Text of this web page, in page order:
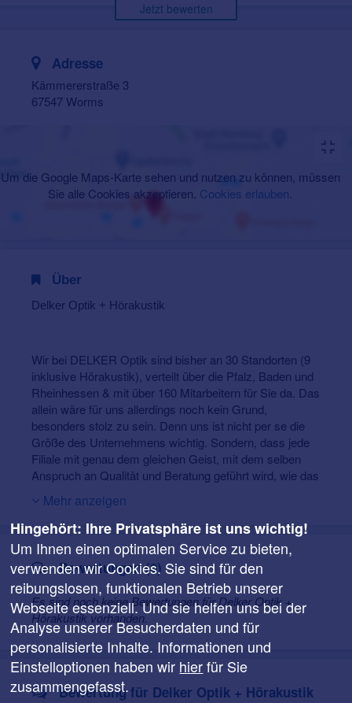
Jetzt bewerten
Adresse
Kämmererstraße 3
67547 Worms
Um die Google Maps-Karte sehen und nutzen zu können, müssen
Sie alle Cookies akzeptieren. Cookies erlauben
Über
Delker Optik + Hörakustik
Wir bei DELKER Optik sind bisher an 30 Standorten (9
inklusive Hörakustik), verteilt über die Pfalz, Baden und
Rheinhessen & mit über 160 Mitarbeitern für Sie da. Das
allein wäre für uns allerdings noch kein Grund,
besonders stolz zu sein. Denn uns ist nicht per se die
Größe des Unternehmens wichtig. Sondern, dass jede
Filiale mit genau dem gleichen Geist, mit dem selben
Anspruch an Qualität und Beratung geführt wird, wie das
Eisenberg eröffnete. Schon damals war die Kombination
aus sorgfältiger Beratung und günstigen Preisen ein
DELKER Markenzeichen – und das ist bis heute so
geblieben.
Mehr anzeigen
Bewertungen (0)
Es sind noch keine Bewertungen für Delker Optik +
Hörakustik vorhanden.
Bewertung für Delker Optik + Hörakustik
Hingehört: Ihre Privatsphäre ist uns wichtig!
Um Ihnen einen optimalen Service zu bieten,
verwenden wir Cookies. Sie sind für den
reibungslosen, funktionalen Betrieb unserer
Webseite essenziell. Und sie helfen uns bei der
Analyse unserer Besucherdaten und für
personalisierte Inhalte. Informationen und
Einstelloptionen haben wir hierfür Sie
zusammengefasst.